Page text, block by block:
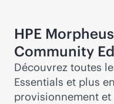
HPE
Community
Découvrez toutes
Essentials et plus
provisionnement et